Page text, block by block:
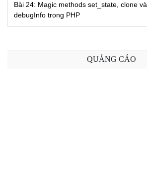
Bài 24: Magic methods set_state, clone và
debugInfo trong PHP
QUẢNG CÁO